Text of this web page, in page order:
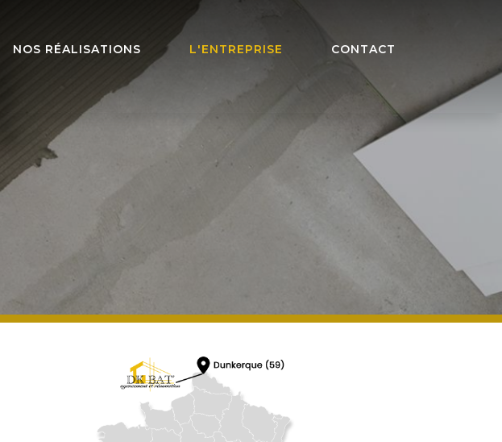
NOS RÉALISATIONS L'ENTREPRISE CONTACT